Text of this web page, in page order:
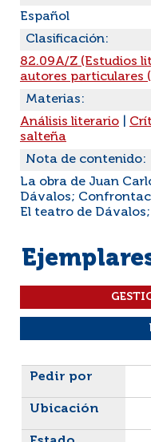
Español
Clasificación:
82.09A/Z (Estudios
autores particulares
Materias:
Análisis literario
salteña
Nota de contenido:
La obra de Juan
Dávalos;
El teatro de
Liste des exemplaires